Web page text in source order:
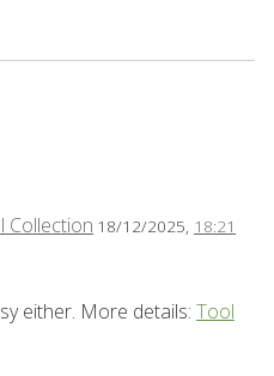
Collection 18/12/2025, 18:21
either. More details: Tool